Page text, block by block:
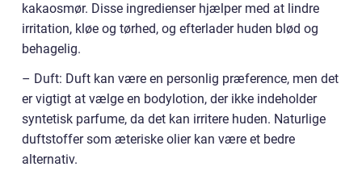
kakaosmør. Disse ingredienser hjælper med at lindre
irritation, kløe og tørhed, og efterlader huden blød og
behagelig.
– Duft: Duft kan være en personlig præference, men det
er vigtigt at vælge en bodylotion, der ikke indeholder
syntetisk parfume, da det kan irritere huden. Naturlige
duftstoffer som æteriske olier kan være et bedre
alternativ.